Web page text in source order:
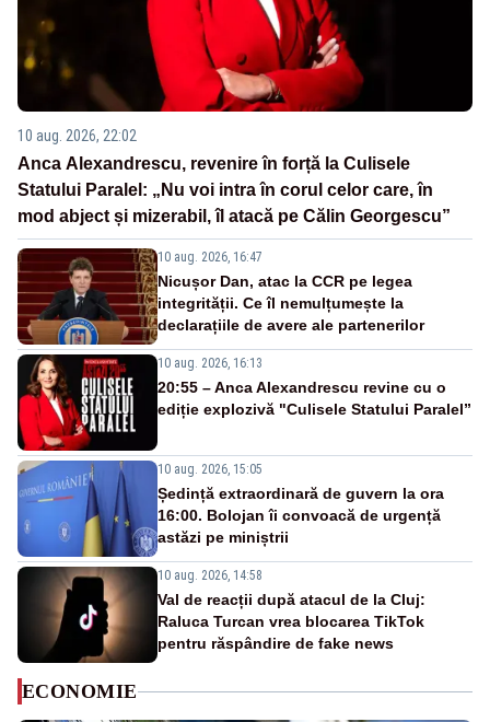
10 aug. 2026, 22:02
Anca Alexandrescu, revenire în forță la Culisele
Statului Paralel: „Nu voi intra în corul celor care, în
mod abject și mizerabil, îl atacă pe Călin Georgescu”
10 aug. 2026, 16:47
Nicușor Dan, atac la CCR pe legea
integrității. Ce îl nemulțumește la
declarațiile de avere ale partenerilor
10 aug. 2026, 16:13
20:55 – Anca Alexandrescu revine cu o
ediție explozivă "Culisele Statului Paralel”
10 aug. 2026, 15:05
Ședință extraordinară de guvern la ora
16:00. Bolojan îi convoacă de urgență
astăzi pe miniștrii
10 aug. 2026, 14:58
Val de reacții după atacul de la Cluj:
Raluca Turcan vrea blocarea TikTok
pentru răspândire de fake news
ECONOMIE